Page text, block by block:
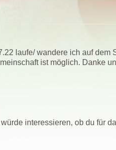
laufe/ wandere ich auf
ist möglich. Danke
interessieren, ob du für